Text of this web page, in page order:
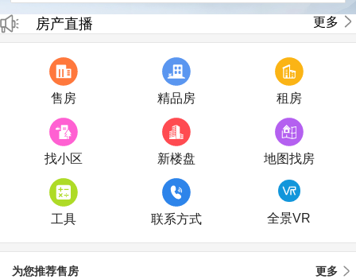
房产直播
更多
售房 精品房 租房
找小区 新楼盘 地图找房
工具 联系方式 全景VR
为您推荐售房 更多